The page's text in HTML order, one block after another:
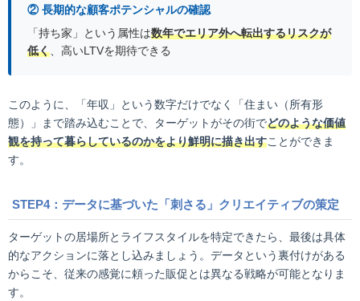
② 長期的な顧客ポテンシャルの確認
「持ち家」という属性は数年でエリア外へ転出するリスクが
低く 、高いLTVを期待できる
このように、「年収」という数字だけでなく「住まい（所有形
態）」まで踏み込むことで、ターゲットがその街でどのような価値
観を持って暮らしているのかをより鮮明に描き出すことができま
す。
STEP4：データに基づいた「刺さる」クリエイティブの策定
ターゲットの居場所とライフスタイルを特定できたら、最後は具体
的なアクションに落とし込みましょう。データという裏付けがある
からこそ、従来の感覚に頼った販促とは異なる戦略が可能となりま
す。